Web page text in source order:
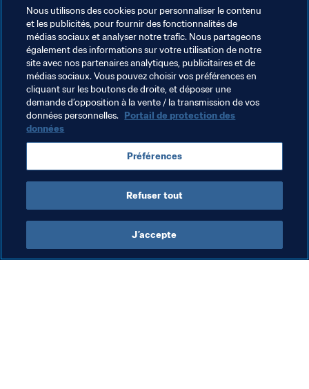
Avec son club, Girelli a gagné sept championnats d’Italie,
six coupes d’Italie et sept Supercoupes. Pourtant, elle a
bien failli passer à côté d’une carrière dans le football.
"J’ai commencé à jouer au football dès que j’ai appris à
marcher et j’ai d’abord joué avec les garçons", raconte-t-
elle. "Ensuite, mes parents m’ont poussée à m’inscrire
dans un club féminin quand j’avais 14 ans. Je leur ai dit ‘ah
non, je ne veux pas jouer avec les filles’. Ils m’ont dit que
j’avais le choix : soit je jouais avec les filles, soit je ne
jouais plus au foot. Heureusement, cela m’a poussée à
prendre la bonne décision. Et aujourd’hui, je suis ici",
conclut-elle en souriant.
Nous utilisons des cookies pour personnaliser le contenu
et les publicités, pour fournir des fonctionnalités de
médias sociaux et analyser notre trafic. Nous partageons
également des informations sur votre utilisation de notre
site avec nos partenaires analytiques, publicitaires et de
médias sociaux. Vous pouvez choisir vos préférences en
cliquant sur les boutons de droite, et déposer une
demande d’opposition à la vente / la transmission de vos
données personnelles. Portail de protection des
données
Préférences
Refuser tout
J’accepte